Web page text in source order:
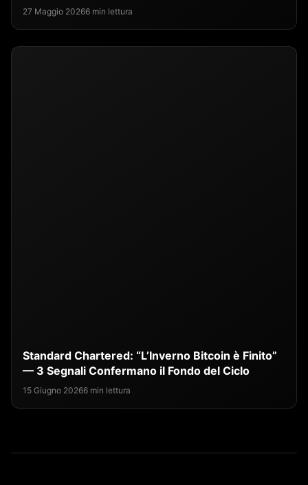
27 Maggio 20266 min lettura
Standard Chartered: “L’Inverno Bitcoin è Finito”
— 3 Segnali Confermano il Fondo del Ciclo
15 Giugno 20266 min lettura